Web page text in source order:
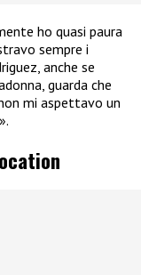
ho quasi paura
sempre i
anche se
guarda che
mi aspettavo un